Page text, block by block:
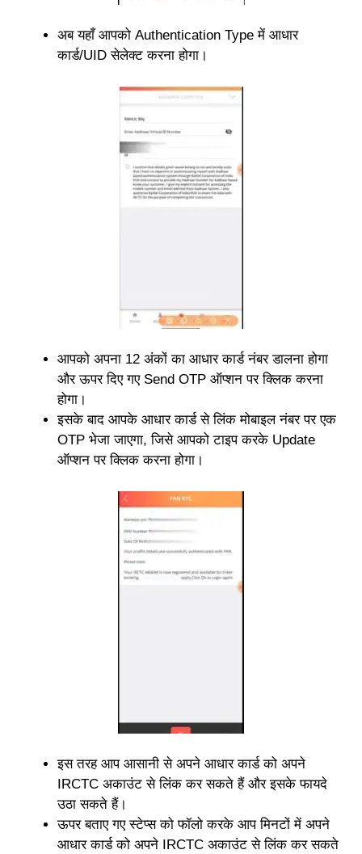
अब यहाँ आपको Authentication Type में आधार
कार्ड/UID सेलेक्ट करना होगा।
आपको अपना 12 अंकों का आधार कार्ड नंबर डालना होगा
और ऊपर दिए गए Send OTP ऑप्शन पर क्लिक करना
होगा।
इसके बाद आपके आधार कार्ड से लिंक मोबाइल नंबर पर एक
OTP भेजा जाएगा, जिसे आपको टाइप करके Update
ऑप्शन पर क्लिक करना होगा।
इस तरह आप आसानी से अपने आधार कार्ड को अपने
IRCTC अकाउंट से लिंक कर सकते हैं और इसके फायदे
उठा सकते हैं।
ऊपर बताए गए स्टेप्स को फॉलो करके आप मिनटों में अपने
आधार कार्ड को अपने IRCTC अकाउंट से लिंक कर सकते